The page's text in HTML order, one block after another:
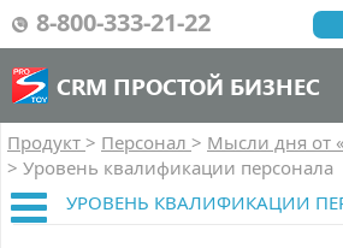
8-800-333-21-22
CRM ПРОСТОЙ БИЗНЕС
Продукт > Персонал > Мысли дня от
> Уровень квалификации персонала
УРОВЕНЬ КВАЛИФИКАЦИИ